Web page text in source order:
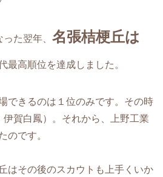
た翌年、 名張桔梗丘は
最高順位を達成しました。
できるのは１位のみです。その時
賀白鳳）。それから、上野工業
のです。
はその後のスカウトも上手くいか